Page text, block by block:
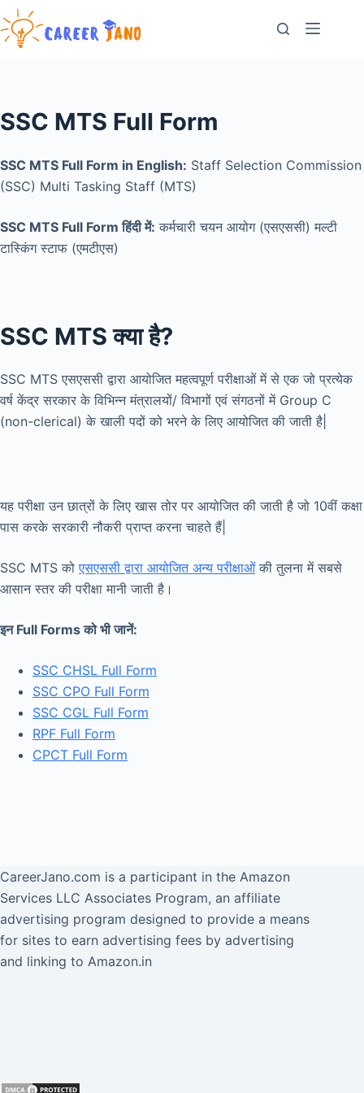
Skip
to
content
SSC MTS Full Form
SSC MTS Full Form in English: Staff Selection Commission
(SSC) Multi Tasking Staff (MTS)
SSC MTS Full Form हिंदी में: कर्मचारी चयन आयोग (एसएससी) मल्टी
टास्किंग स्टाफ (एमटीएस)
SSC MTS क्या है?
SSC MTS एसएससी द्वारा आयोजित महत्वपूर्ण परीक्षाओं में से एक जो प्रत्येक
वर्ष केंद्र सरकार के विभिन्न मंत्रालयों/ विभागों एवं संगठनों में Group C
(non-clerical) के खाली पदों को भरने के लिए आयोजित की जाती है|
यह परीक्षा उन छात्रों के लिए खास तोर पर आयोजित की जाती है जो 10वीं कक्षा
पास करके सरकारी नौकरी प्राप्त करना चाहते हैं|
SSC MTS कोएसएससी द्वारा आयोजित अन्य परीक्षाओंकी तुलना में सबसे
आसान स्तर की परीक्षा मानी जाती है।
इन Full Formsकोभीजानें:
SSC CHSL Full Form
SSC CPO Full Form
SSC CGL Full Form
RPF Full Form
CPCT Full Form
CareerJano.com is a participant in the Amazon
Services LLC Associates Program, an affiliate
advertising program designed to provide a means
for sites to earn advertising fees by advertising
and linking to Amazon.in